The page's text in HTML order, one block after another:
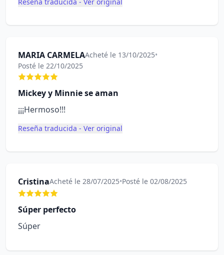
MARIA CARMELAAcheté le 13/10/2025•
Posté le 22/10/2025
Mickey y Minnie se aman
¡¡¡Hermoso!!!
Reseña traducida - Ver original
CristinaAcheté le 28/07/2025•Posté le 02/08/2025
Súper perfecto
Súper